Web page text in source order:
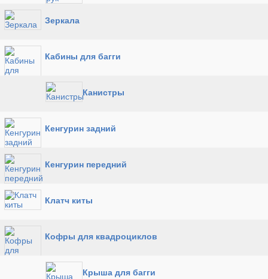
Зеркала
Кабины для багги
Канистры
Кенгурин задний
Кенгурин передний
Клатч киты
Кофры для квадроциклов
Крыша для багги